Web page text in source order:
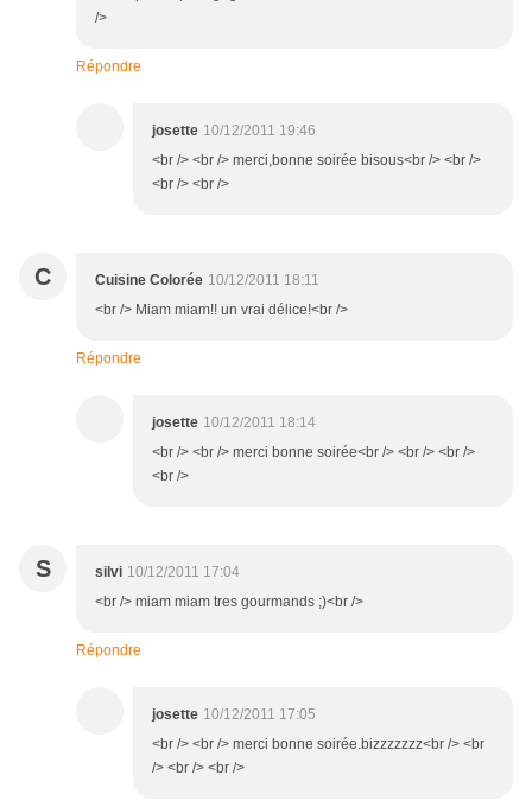
/>
Répondre
josette 10/12/2011 19:46
<br /> <br /> merci,bonne soirée bisous<br /> <br />
<br /> <br />
C Cuisine Colorée 10/12/2011 18:11
<br /> Miam miam!! un vrai délice!<br />
Répondre
josette 10/12/2011 18:14
<br /> <br /> merci bonne soirée<br /> <br /> <br />
<br />
S silvi 10/12/2011 17:04
<br /> miam miam tres gourmands ;)<br />
Répondre
josette 10/12/2011 17:05
<br /> <br /> merci bonne soirée.bizzzzzzz<br /> <br
/> <br /> <br />